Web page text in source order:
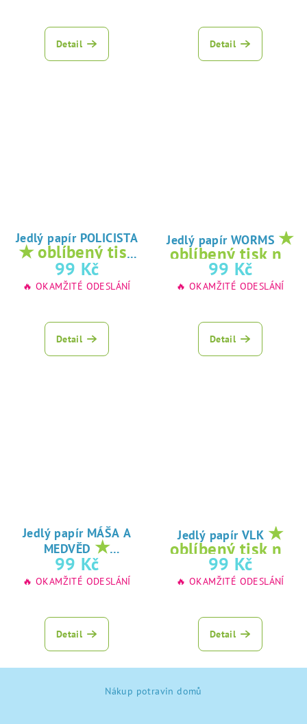
Detail Detail
Jedlý papír POLICISTA
★ oblíbený tisk
na jedlý papír
99 Kč
🔥 OKAMŽITÉ ODESLÁNÍ
Detail
Jedlý papír WORMS ★
oblíbený tisk na
jedlý papír
99 Kč
🔥 OKAMŽITÉ ODESLÁNÍ
Detail
Jedlý papír MÁŠA A
MEDVĚD ★
oblíbený tisk na
jedlý papír
99 Kč
🔥 OKAMŽITÉ ODESLÁNÍ
Detail
Jedlý papír VLK ★
oblíbený tisk na
jedlý papír
99 Kč
🔥 OKAMŽITÉ ODESLÁNÍ
Detail
Nákup potravin domů